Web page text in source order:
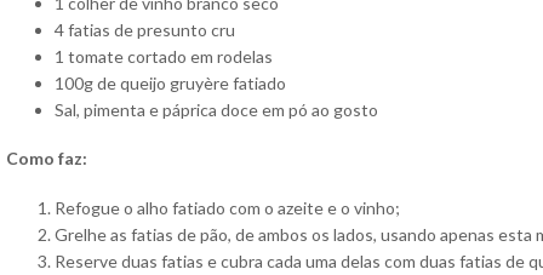
4 fatias de presunto cru
1 tomate cortado em rodelas
100g de queijo gruyère fatiado
Sal, pimenta e páprica doce em pó ao gosto
Como faz:
Refogue o alho fatiado com o azeite e o vinho;
Grelhe as fatias de pão, de ambos os lados, usando apenas esta
Reserve duas fatias e cubra cada uma delas com duas fatias de